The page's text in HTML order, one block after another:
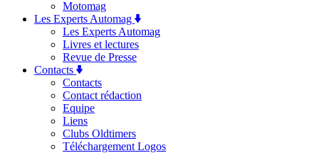
Motomag
Les Experts Automag
Les Experts Automag
Livres et lectures
Revue de Presse
Contacts
Contacts
Contact rédaction
Equipe
Liens
Clubs Oldtimers
Téléchargement Logos